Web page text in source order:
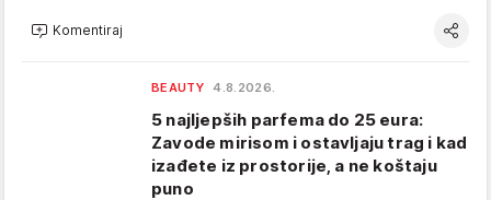
Komentiraj
BEAUTY 4.8.2026.
5 najljepših parfema do 25 eura:
Zavode mirisom i ostavljaju trag i kad
izađete iz prostorije, a ne koštaju
puno